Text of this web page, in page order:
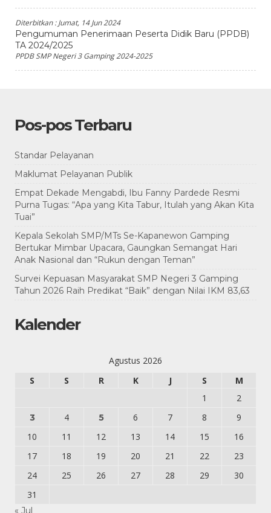
Diterbitkan :Jumat, 14 Jun 2024
Pengumuman Penerimaan Peserta Didik Baru (PPDB)
TA 2024/2025
PPDB SMP Negeri 3 Gamping 2024-2025
Pos-pos Terbaru
Standar Pelayanan
Maklumat Pelayanan Publik
Empat Dekade Mengabdi, Ibu Fanny Pardede Resmi
Purna Tugas: “Apa yang Kita Tabur, Itulah yang Akan Kita
Tuai”
Kepala Sekolah SMP/MTs Se-Kapanewon Gamping
Bertukar Mimbar Upacara, Gaungkan Semangat Hari
Anak Nasional dan “Rukun dengan Teman”
Survei Kepuasan Masyarakat SMP Negeri 3 Gamping
Tahun 2026 Raih Predikat “Baik” dengan Nilai IKM 83,63
Kalender
Agustus 2026
S
S R K J S
M
1
2
3 4 5 6 7 8
9
10
11 12 13 14 15
16
17
18 19 20 21 22
23
24
25 26 27 28 29
30
31
« Jul